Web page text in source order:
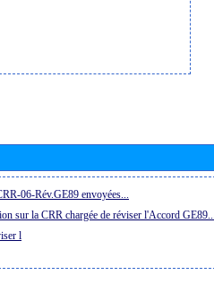
06-Rév.GE89 envoyées...
sur la CRR chargée de réviser l'Accord
l